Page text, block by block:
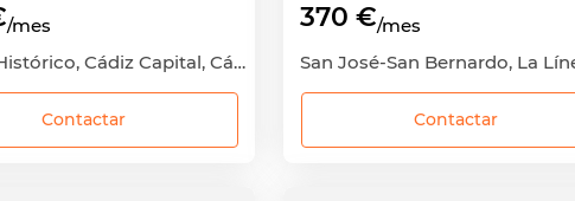
/mes
Centro Histórico, Cádiz Capital, Cádiz
Contactar
370 €/mes
Contactar